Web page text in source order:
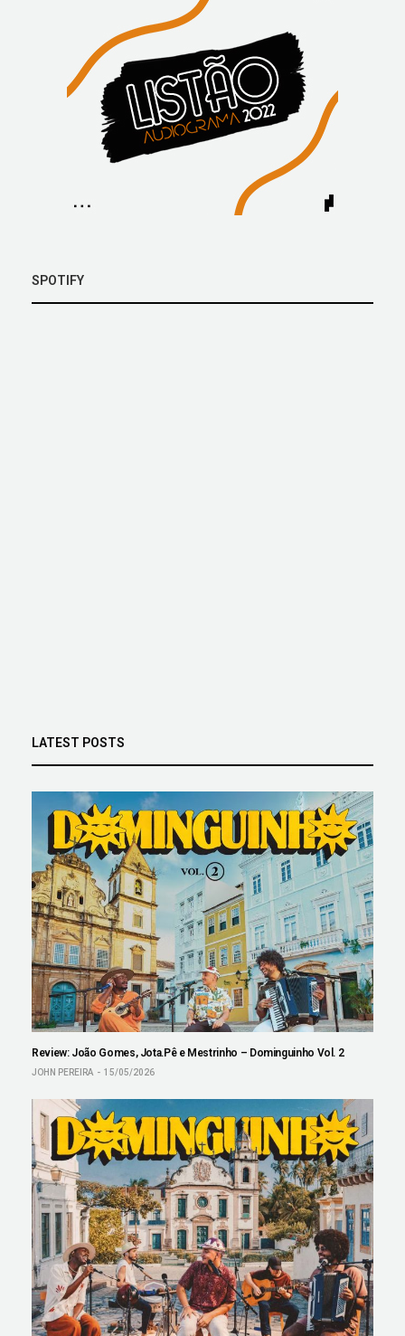
SPOTIFY
LATEST POSTS
Review: João Gomes, Jota.Pê e Mestrinho – Dominguinho Vol. 2
JOHN PEREIRA 15/05/2026